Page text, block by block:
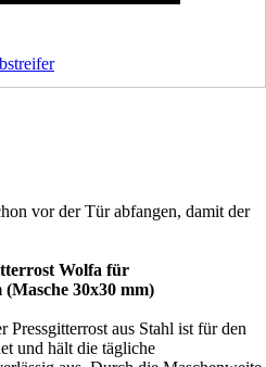
vor der Tür abfangen, damit der
Wolfa für
30x30 mm)
aus Stahl ist für den
und hält die tägliche